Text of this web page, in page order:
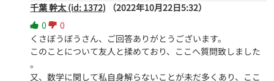
千葉 幹太 (id: 1372)
（2022年10月22日5:32）
0
0
くさぼうぼうさん、ご回答ありがとうございます。
このことについて友人と揉めており、ここへ質問致しました
。
又、数学に関して私自身解らないことが未だ多くあり、ここ